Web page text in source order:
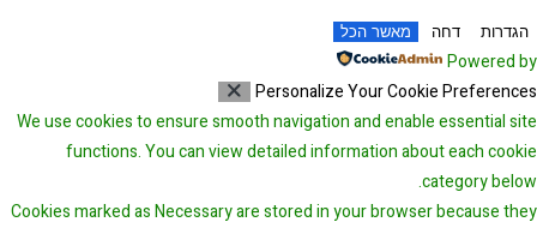
הגדרות דחה מאשר הכל
Powered by
Personalize Your Cookie Preferences
We use cookies to ensure smooth navigation and enable essential site
functions. You can view detailed information about each cookie
category below.
Cookies marked asNecessaryare stored in your browser because they